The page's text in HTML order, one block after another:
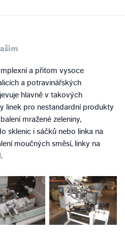
a přitom vysoce
a potravinářských
hlavně v takových
linek pro nestandardní produkty
mražené zeleniny,
sklenic i sáčků nebo linka na
moučných směsí, linky na